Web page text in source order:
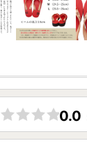
0.0